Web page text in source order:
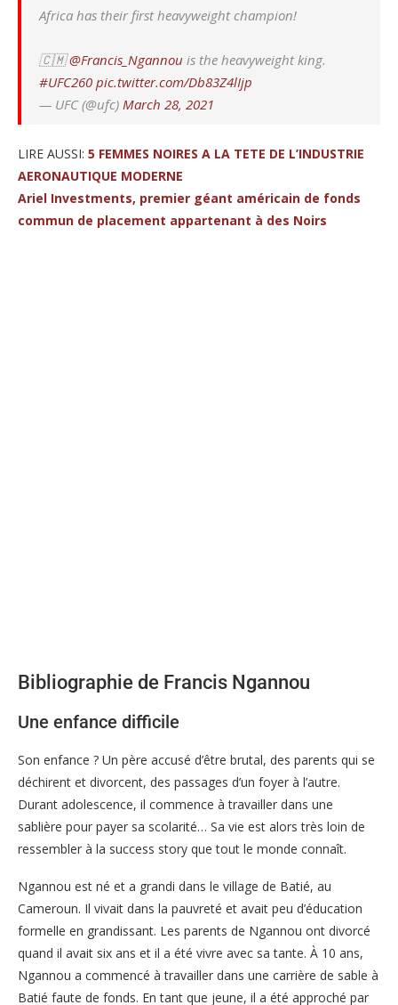
Africa has their first heavyweight champion!
🇨🇲@Francis_Ngannou is the heavyweight king.
#UFC260 pic.twitter.com/Db83Z4lIjp
— UFC (@ufc) March 28, 2021
LIRE AUSSI: 5 FEMMES NOIRES A LA TETE DE L’INDUSTRIE
AERONAUTIQUE MODERNE
Ariel Investments, premier géant américain de fonds
commun de placement appartenant à des Noirs
Bibliographie de Francis Ngannou
Une enfance difficile
Son enfance ? Un père accusé d’être brutal, des parents qui se
déchirent et divorcent, des passages d’un foyer à l’autre.
Durant adolescence, il commence à travailler dans une
sablière pour payer sa scolarité… Sa vie est alors très loin de
ressembler à la success story que tout le monde connaît.
Ngannou est né et a grandi dans le village de Batié, au
Cameroun. Il vivait dans la pauvreté et avait peu d’éducation
formelle en grandissant. Les parents de Ngannou ont divorcé
quand il avait six ans et il a été vivre avec sa tante. À 10 ans,
Ngannou a commencé à travailler dans une carrière de sable à
Batié faute de fonds. En tant que jeune, il a été approché par